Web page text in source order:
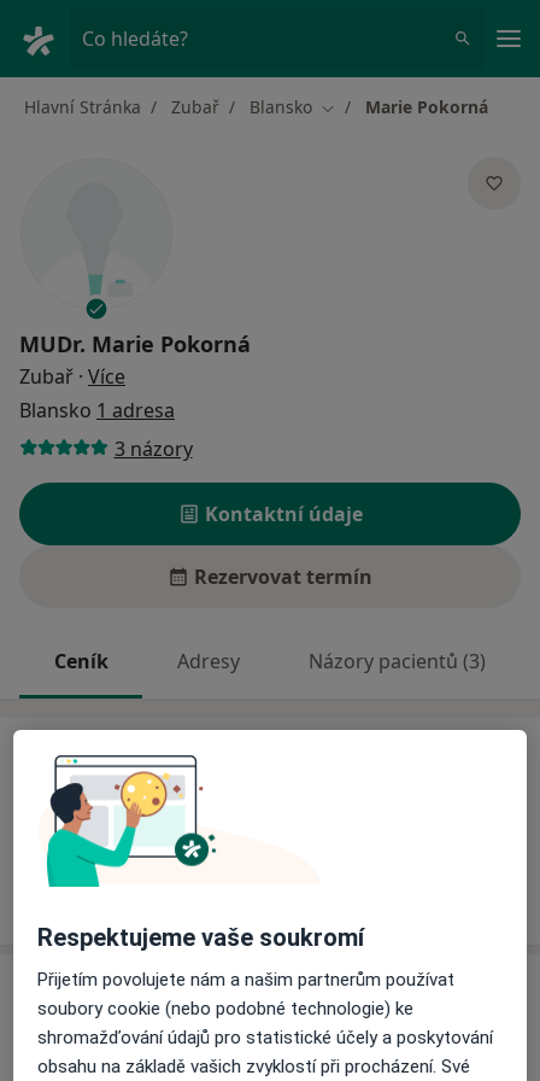
Co hledáte?
Hlavní Stránka Zubař Blansko Změna města
Marie Pokorná
MUDr. Marie Pokorná
Zubař · Více
Blansko 1 adresa
3 názory
Kontaktní údaje
Rezervovat termín
Ceník Adresy Názory pacientů (3)
Ceník
Informace o službách a cenách nejsou k dispozici
Tento specialista ještě nepřidával žádné informace o
svých službách.
Adresa
Praktický zubní lékař
Gellhornova 2, Blansko67801
Respektujeme vaše soukromí
Přijetím povolujete nám a našim partnerům používat
soubory cookie (nebo podobné technologie) ke
shromažďování údajů pro statistické účely a poskytování
obsahu na základě vašich zvyklostí při procházení. Své